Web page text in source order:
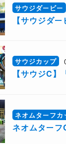
サウジダービー
【サウジダ
サウジカップ
【サウジC
ネオムターフカ
ネオムター